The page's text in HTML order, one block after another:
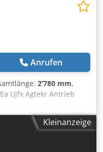
Anrufen
2’780 mm,
Ujfx Agtekr Antrieb
Kleinanzeige